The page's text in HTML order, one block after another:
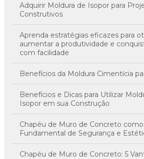
Adquirir Moldura de Isopor para
Construtivos
Aprenda estratégias eficazes para
aumentar a produtividade e
com facilidade
Benefícios da Moldura Cimentícia
Benefícios e Dicas para Utilizar
Isopor em sua Construção
Chapéu de Muro de Concreto
Fundamental de Segurança e
Chapéu de Muro de Concreto: 5